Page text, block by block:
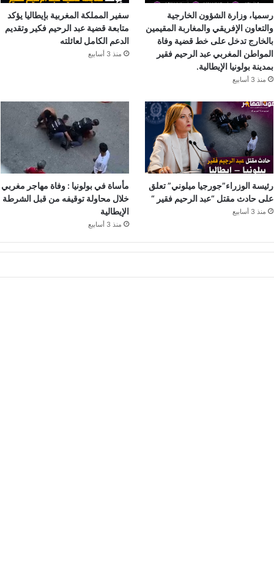
رسميا، وزارة الشؤون الخارجية
والتعاون الإفريقي والمغاربة المقيمين
بالخارج تدخل على خط قضية وفاة
المواطن المغربي عبد الرحيم فقير
بمدينة بولونيا الإيطالية.
منذ 3 أسابيع
سفير المملكة المغربية بإيطاليا يؤكد
متابعة قضية عبد الرحيم فكير وتقديم
الدعم الكامل لعائلته
منذ 3 أسابيع
رئيسة الوزراء”جورجيا ميلوني” تعلق
على حادث مقتل “عبد الرحيم فقير “
منذ 3 أسابيع
مأساة في بولونيا : وفاة مهاجر مغربي
خلال محاولة توقيفه من قبل الشرطة
الإيطالية
منذ 3 أسابيع